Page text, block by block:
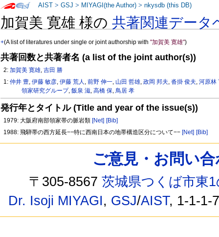
加賀美 寛雄 様の共著関連データ
+(A list of literatures under single or joint authorship with"加賀美 寛雄")
共著回数と共著者名 (a list of the joint author(s))
2:加賀美 寛雄,吉田 勝
1:仲井 豊,伊藤 敏彦,伊藤 荒人 ,前野 伸一, 山田 哲雄,政岡 邦夫,沓掛 俊夫,河原林
領家研究グループ, 飯泉 滋, 高橋 保, 鳥居 孝
発行年とタイトル (Title and year of the issue(s))
1979: 大阪府南部領家帯の脈岩類 [Net] [Bib]
1988: 飛騨帯の西方延長−−特に西南日本の地帯構造区分について−− [Net] [Bib]
AIST >GSJ > MIYAGI(the Author) >nkysdb (this DB)
ご意見・お問い
〒305-8567茨城県つくば市東
Dr. Isoji MIYAGI, GSJ/AIST, 1-1-1-